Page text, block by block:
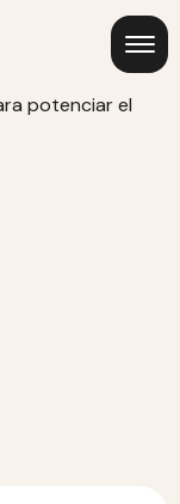
potenciar el